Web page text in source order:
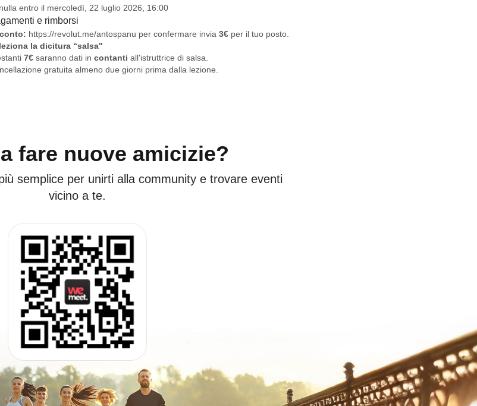
entro il mercoledì, 22 luglio 2026, 16:00
e rimborsi
https://revolut.me/antospanu per confermare invia 3€ per il tuo posto.
la dicitura “salsa"
7€ saranno dati in contanti all'istruttrice di salsa.
gratuita almeno due giorni prima dalla lezione.
fare nuove amicizie?
semplice per unirti alla community e trovare eventi
vicino a te.